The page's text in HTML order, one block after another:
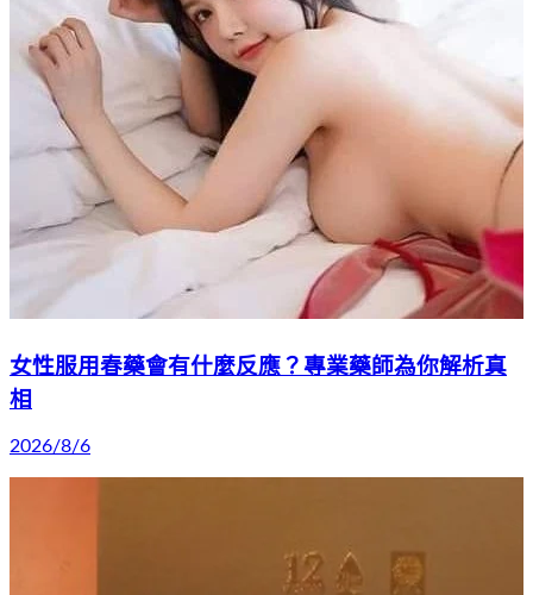
女性服用春藥會有什麼反應？專業藥師為你解析真
相
2026/8/6